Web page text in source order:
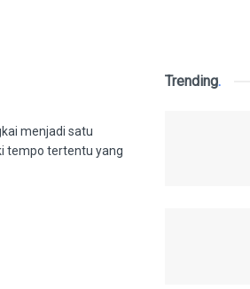
menjadi satu
tempo tertentu yang
Trending.